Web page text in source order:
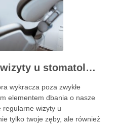
dlaczego regularne wizyty u stomatologa są kluczowe dla zdrowia jamy ustnej?
wykracza poza zwykłe
elementem dbania o nasze
regularne wizyty u
tylko twoje zęby, ale również